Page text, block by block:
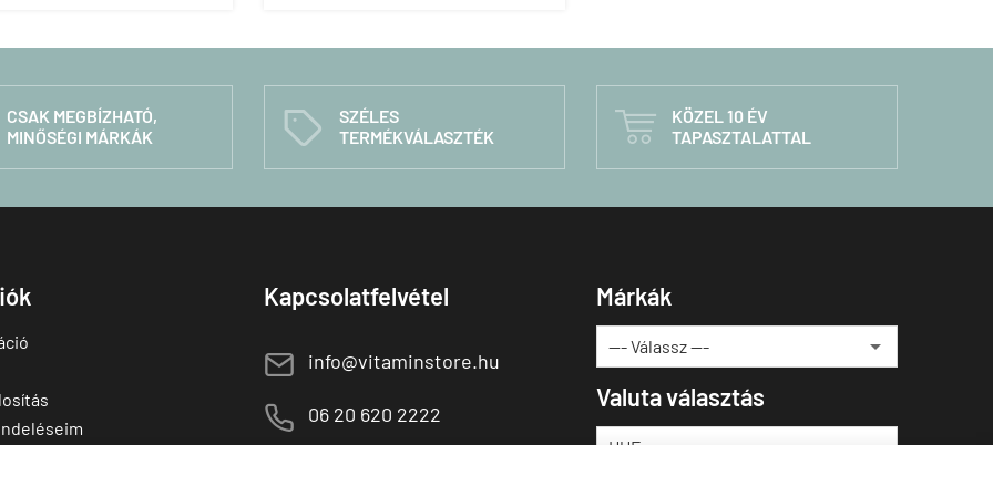
CSAK MEGBÍZHATÓ,
MINŐSÉGI MÁRKÁK
C
SZÉLES
TERMÉKVÁLASZTÉK

KÖZEL 10 ÉV
TAPASZTALATTAL
Kapcsolatfelvétel
E info@vitaminstore.hu
M 06 20 620 2222
Márkák
Valuta választás